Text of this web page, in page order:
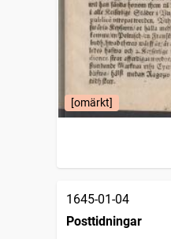
[omärkt]
1645-01-04
Posttidningar